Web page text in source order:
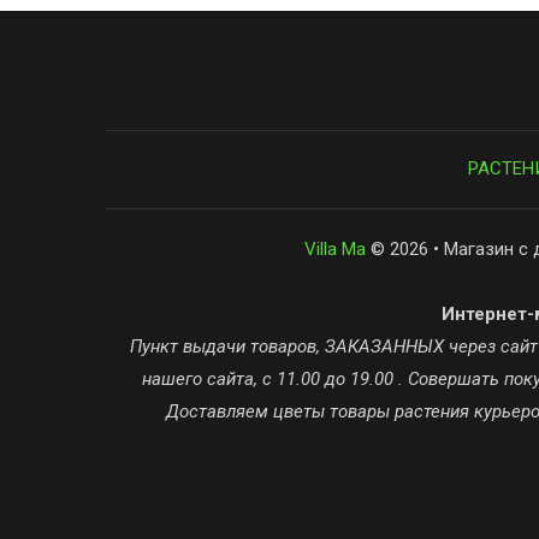
Villa Ma © 2026 • Магазин с
Интернет-
Пункт выдачи товаров, ЗАКАЗАННЫХ через сайт
нашего сайта, с 11.00 до 19.00 . Совершать
Доставляем цветы товары растения